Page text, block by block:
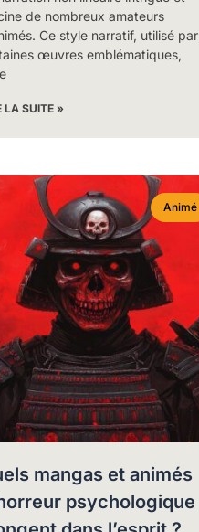
de nombreux amateurs
Ce style narratif, utilisé par
œuvres emblématiques,
LA SUITE »
Animé
mangas et animés
psychologique